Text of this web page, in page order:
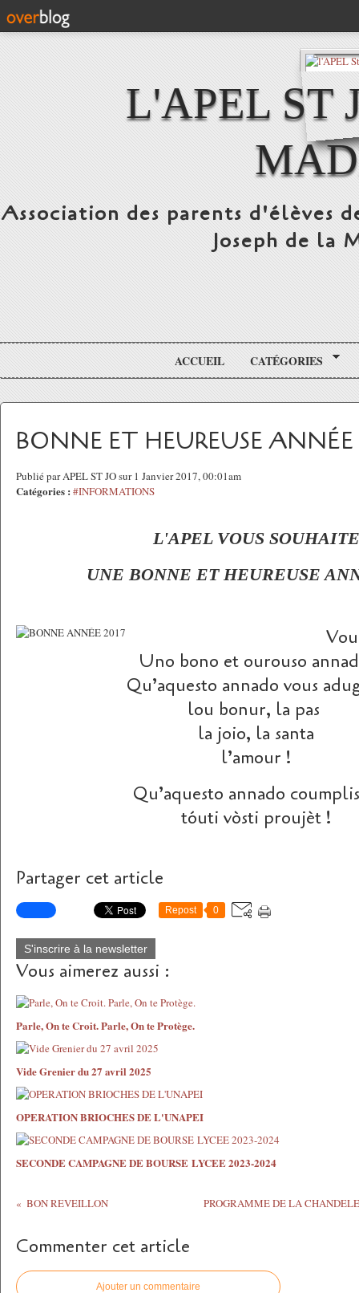
L'APEL ST
Association des parents d'élèves
Joseph de la
ACCUEIL CATÉGORIES
BONNE ET HEUREUSE ANNÉE
Publié par APEL ST JO sur 1 Janvier 2017, 00:01am
Catégories : #INFORMATIONS
L'APEL VOUS SOUHAITE
UNE BONNE ET HEUREUSE
Uno bono et ourouso
Qu’aquesto annado vous
lou bonur, la pas
la joio, la santa
l’amour !
Qu’aquesto annado
tóuti vòsti proujèt !
Partager cet article
Repost 0
S'inscrire à la newsletter
Vous aimerez aussi :
Parle, On te Croit. Parle, On te Protège.
Vide Grenier du 27 avril 2025
OPERATION BRIOCHES DE L'UNAPEI
SECONDE CAMPAGNE DE BOURSE LYCEE 2023-2024
BON REVEILLON PROGRAMME DE LA
Commenter cet article
Ajouter un commentaire